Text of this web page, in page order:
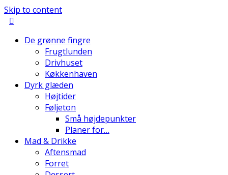
Skip to content
De grønne fingre
Frugtlunden
Drivhuset
Køkkenhaven
Dyrk glæden
Højtider
Føljeton
Små højdepunkter
Planer for…
Mad & Drikke
Aftensmad
Forret